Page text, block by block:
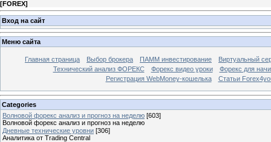
[FOREX]
Вход на сайт
Меню сайта
Главная страница Выбор брокера ПАММ инвестирование
Виртуальный
Технический анализ ФОРЕКС
Форекс видео уроки
Форекс для
Регистрация WebMoney-кошелька
Статьи
Categories
Волновой форекс анализ и прогноз на неделю [603]
Волновой форекс анализ и прогноз на неделю
Дневные технические уровни [306]
Аналитика от Trading Central